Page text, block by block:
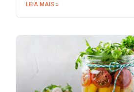
LEIA MAIS »